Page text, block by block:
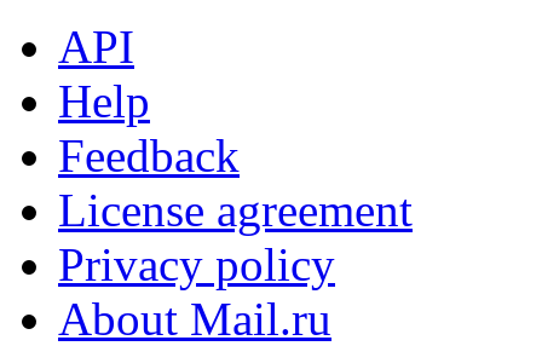
API
Help
Feedback
License agreement
Privacy policy
About Mail.ru